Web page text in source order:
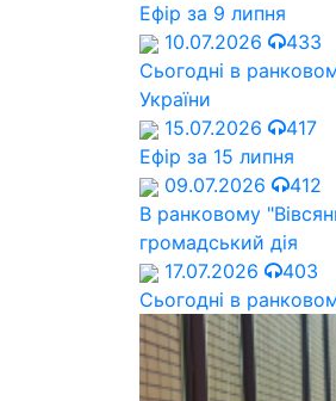
Ефір за 9 липня
10.07.2026
433
Сьогодні в
України
15.07.2026
417
Ефір за 15 липня
09.07.2026
412
В ранковому
громадський дія
17.07.2026
403
Сьогодні в